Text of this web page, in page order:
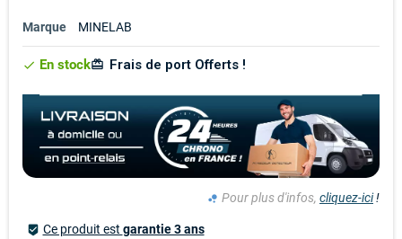
Marque MINELAB
check En stockcard_giftcard Frais de port Offerts !
bubble_chart Pour plus d'infos, cliquez-ici!
beenhere Ce produit est garantie 3 ans